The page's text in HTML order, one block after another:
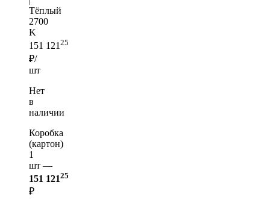
Тёплый
2700
K
151 12125
₽/
шт
Нет
в
наличии
Коробка
(картон)
1
шт —
151 12125
₽